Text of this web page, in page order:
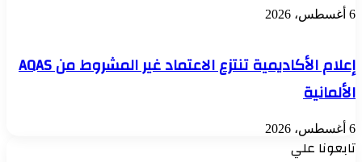
6 أغسطس، 2026
إعلام الأكاديمية تنتزع الاعتماد غير المشروط من AQAS
الألمانية
6 أغسطس، 2026
تابعونا علي